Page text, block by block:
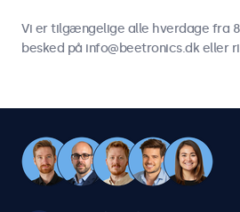
Vi er tilgængelige alle hverdage fra
besked på info@beetronics.dk eller